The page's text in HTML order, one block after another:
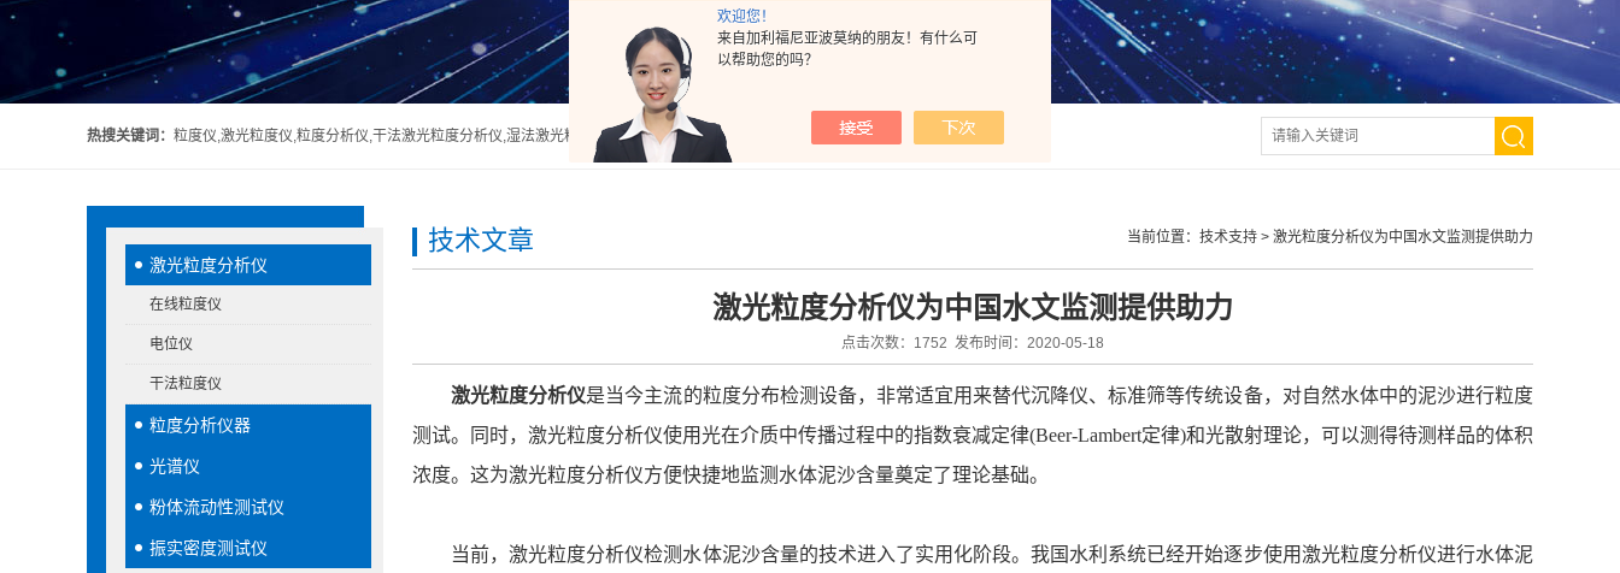
欢迎您！
来自加利福尼亚波莫纳的朋友！有什么可
以帮助您的吗？
热搜关键词： 粒度仪,激光粒度仪,粒度分析仪,干法激光粒度分析仪,湿法激光粒度分析仪
激光粒度分析仪
在线粒度仪
电位仪
干法粒度仪
粒度分析仪器
光谱仪
粉体流动性测试仪
振实密度测试仪
当前位置： 技术支持 > 激光粒度分析仪为中国水文监测提供助力
技术文章
激光粒度分析仪为中国水文监测提供助力
点击次数：1752 发布时间：2020-05-18
激光粒度分析仪是当今主流的粒度分布检测设备，非常适宜用来替代沉降仪、标准筛等传统设备，对自然水体中的泥沙进行粒度
测试。同时，激光粒度分析仪使用光在介质中传播过程中的指数衰减定律(Beer-Lambert定律)和光散射理论，可以测得待测样品的体积
浓度。这为激光粒度分析仪方便快捷地监测水体泥沙含量奠定了理论基础。
当前，激光粒度分析仪检测水体泥沙含量的技术进入了实用化阶段。我国水利系统已经开始逐步使用激光粒度分析仪进行水体泥